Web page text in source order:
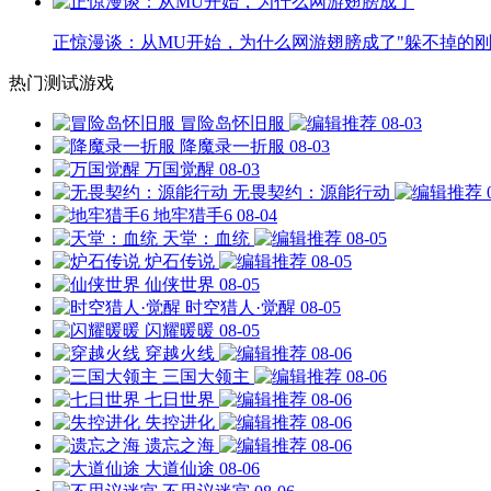
正惊漫谈：从MU开始，为什么网游翅膀成了"躲不掉的
热门测试游戏
冒险岛怀旧服
08-03
降魔录一折服 08-03
万国觉醒 08-03
无畏契约：源能行动
地牢猎手6 08-04
天堂：血统
08-05
炉石传说
08-05
仙侠世界 08-05
时空猎人·觉醒 08-05
闪耀暖暖 08-05
穿越火线
08-06
三国大领主
08-06
七日世界
08-06
失控进化
08-06
遗忘之海
08-06
大道仙途 08-06